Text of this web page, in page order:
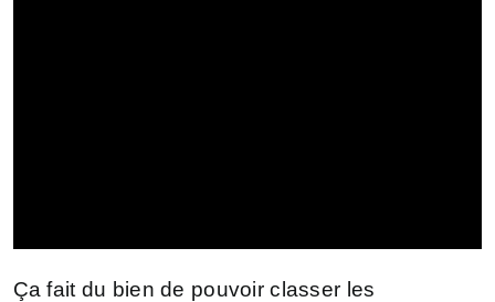
Ça fait du bien de pouvoir classer les